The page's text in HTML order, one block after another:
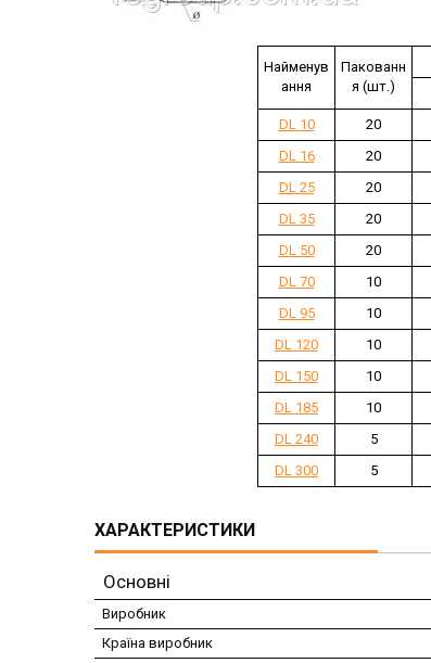
Найменув
ання
Пакованн
я (шт.)
DL 10
20
DL 16
20
DL 25
20
DL 35
20
DL 50
20
DL 70
10
DL 95
10
DL 120
10
DL 150
10
DL 185
10
DL 240
5
DL 300
5
ХАРАКТЕРИСТИКИ
Основні
Виробник
Країна виробник